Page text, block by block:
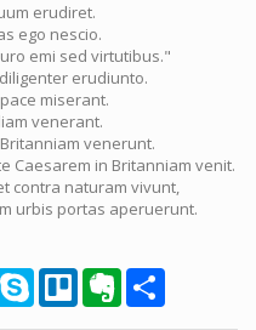
erudiret.
ego nescio.
emi sed virtutibus."
erudiunto.
miserant.
venerant.
venerunt.
Caesarem in Britanniam venit.
contra naturam vivunt,
urbis portas aperuerunt.
Skype Trello Evernote